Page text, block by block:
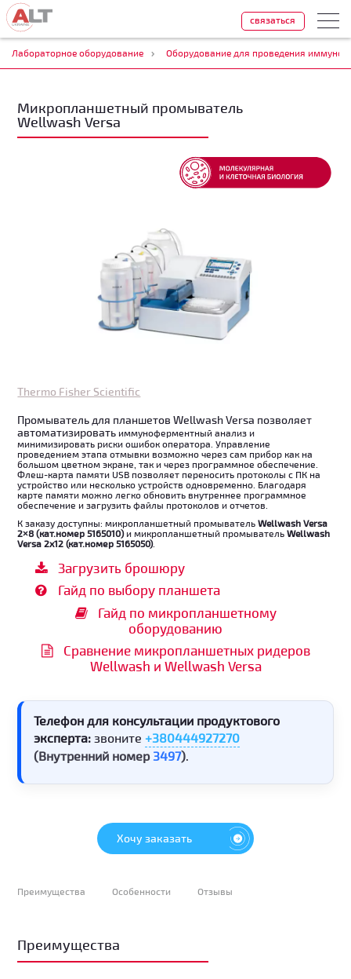
связаться
Лабораторное оборудование Оборудование для проведения
Микропланшетный промыватель
Wellwash Versa
Thermo Fisher Scientific
Промыватель для планшетов Wellwash Versa позволяет
автоматизировать иммуноферментныйанализ и
минимизировать риски ошибок оператора. Управление
проведениемэтапа отмывки возможно через сам прибор как на
большом цветном экране, так и через программное обеспечение.
Флеш-карта памяти USB позволяет переносить протоколы с ПК на
устройство или несколько устройств одновременно. Благодаря
карте памяти можно легко обновить внутреннее программное
обеспечение и загрузить файлы протоколов и отчетов.
К заказу доступны: микропланшетный промывательWellwash Versa
2×8 (кат.номер 5165010) и микропланшетный промывательWellwash
Versa 2х12 (кат.номер 5165050).
Загрузить брошюру
Гайд по выбору планшета
Гайд по микропланшетному
оборудованию
Сравнение микропланшетных ридеров
Wellwash и Wellwash Versa
Телефон для консультации продуктового
эксперта: звоните+380444927270
(Внутренний номер 3497)
Хочу заказать
Преимущества Особенности Отзывы
Преимущества